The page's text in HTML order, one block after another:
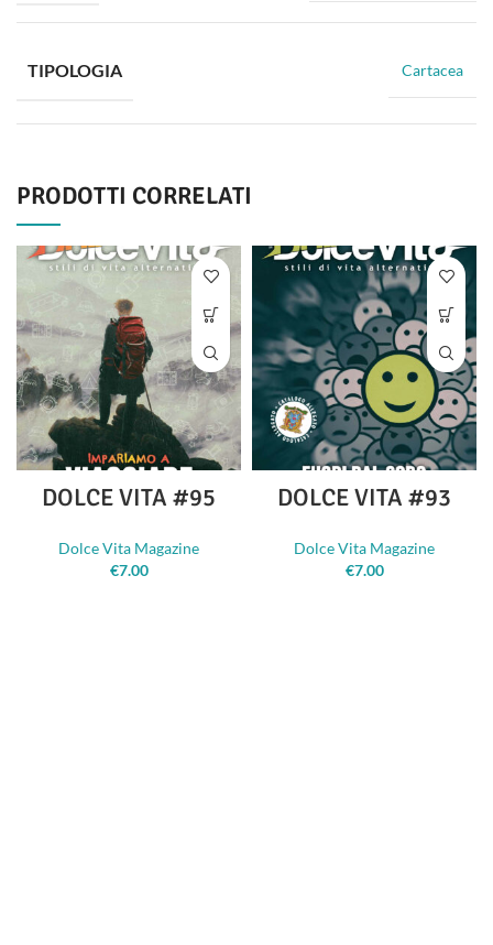
TIPOLOGIA Cartacea
PRODOTTI CORRELATI
DOLCE VITA #95
Dolce Vita Magazine
€7.00
DOLCE VITA #93
Dolce Vita Magazine
€7.00